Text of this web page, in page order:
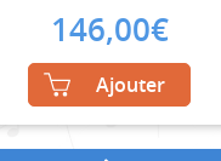
146,00€
Ajouter